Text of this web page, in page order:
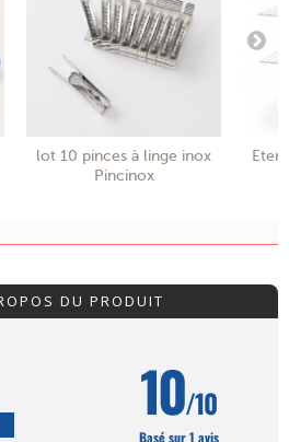
lot 10 pinces à linge inox
Pincinox
DU PRODUIT
10/10
Basé sur 1 avis